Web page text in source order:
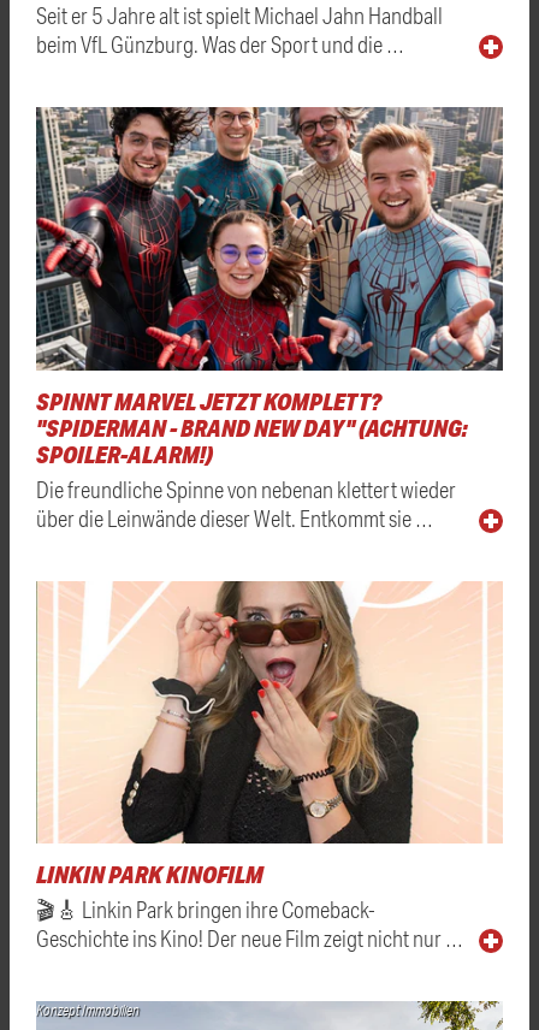
Seit er 5 Jahre alt ist spielt Michael Jahn Handball
beim VfL Günzburg. Was der Sport und die …
SPINNT MARVEL JETZT KOMPLETT?
"SPIDERMAN - BRAND NEW DAY" (ACHTUNG:
SPOILER-ALARM!)
Die freundliche Spinne von nebenan klettert wieder
über die Leinwände dieser Welt. Entkommt sie …
LINKIN PARK KINOFILM
🎬🎸 Linkin Park bringen ihre Comeback-
Geschichte ins Kino! Der neue Film zeigt nicht nur …
Konzept Immobilien